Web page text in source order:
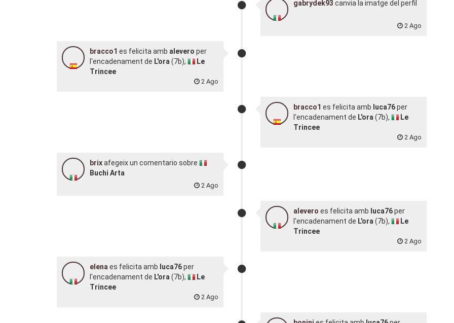
gabrydek93 canvia la imatge del perfil
2 Ago
bracco1 es felicita amb alevero per
l'encadenament de L'ora (7b),
Le
Trincee
2 Ago
bracco1 es felicita amb luca76per
l'encadenament de L'ora (7b),
Le
Trincee
2 Ago
brixafegeix un comentario sobre
Buchi Arta
2 Ago
alevero es felicita amb luca76per
l'encadenament de L'ora (7b),
Le
Trincee
2 Ago
elena es felicita amb luca76per
l'encadenament de L'ora (7b),
Le
Trincee
2 Ago